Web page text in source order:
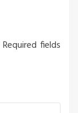
Required fields